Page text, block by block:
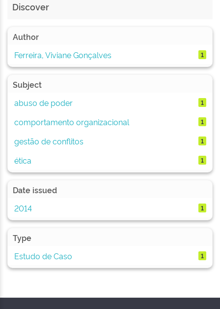
Discover
Author
Ferreira, Viviane Gonçalves
1
Subject
abuso de poder
1
comportamento organizacional 1
gestão de conflitos 1
ética 1
Date issued
2014
1
Type
Estudo de Caso
1